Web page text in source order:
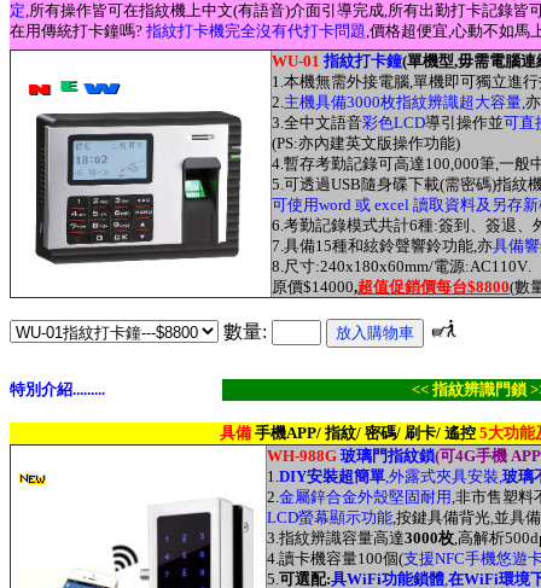
定,所有操作皆可在指紋機上中文(有語音)介面引導完成,所有出勤打卡記錄皆
在用傳統打卡鐘嗎? 指紋打卡機完全沒有代打卡問題,價格超便宜,心動不如馬
WU-01 指紋打卡鐘(單機型,毋需電腦
1.本機無需外接電腦,單機即可獨立進
2.主機具備3000枚指紋辨識超大容量,
3.全中文語音彩色LCD導引 操作並可直
(PS:亦內建英文版操作功能)
4.暫存考勤記錄可高達100,000筆,一般
5.可透過USB隨身碟下載(需密碼)指紋
可使用word 或 excel 讀取資料及另存
6.考勤記錄模式共計6種:簽到 、簽退、
7.具備15種和絃鈴聲響鈴功能,亦具備
8.尺寸:240x180x60mm/電源:AC110V.
原價$14000,超值促銷價每台$8800(數
數量:
特別介紹......... << 指紋辨識門鎖
具備 手機APP/ 指紋/ 密碼/ 刷卡/ 遙控 5大功能
WH-988G 玻璃門指紋鎖(可4G手機
1.DIY安裝超簡單,外露式夾具安裝,玻璃
2.金屬鋅合金外殼堅固耐用,非市售塑料
LCD螢幕顯示功能,按鍵具備背光,並具
3.指紋辨識容量高達3000枚,高解析
4.讀卡機容量100個(支援NFC手機悠遊
5.可選配:具WiFi功能鎖體,在WiFi環境